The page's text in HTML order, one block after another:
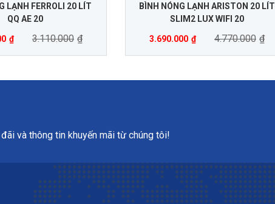
LẠNH FERROLI 20 LÍT
QQ AE 20
₫ 3.110.000 ₫
BÌNH NÓNG LẠNH ARISTON 20 LÍT
SLIM2 LUX WIFI 20
3.690.000 ₫ 4.770.000 ₫
và thông tin khuyến mãi từ chúng tôi!